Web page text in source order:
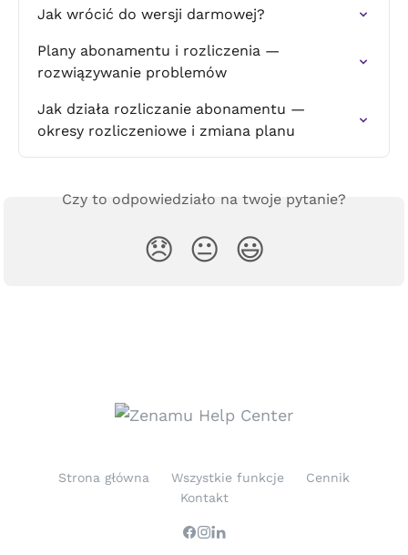
Jak wrócić do wersji darmowej?
Plany abonamentu i rozliczenia —
rozwiązywanie problemów
Jak działa rozliczanie abonamentu —
okresy rozliczeniowe i zmiana planu
Czy to odpowiedziało na twoje pytanie?
😞 😐 😃
Strona główna Wszystkie funkcje
Cennik
Kontakt